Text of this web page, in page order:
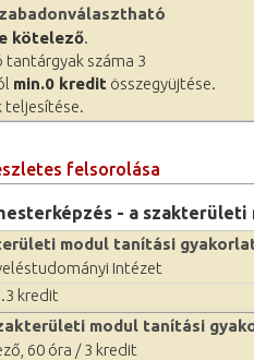
kötelező.
tantárgyak száma 3
min.0 kredit összegyüjtése.
teljesítése.
felsorolása
- a
modul tanítási
Intézet
kredit
modul tanítási
60 óra / 3 kredit